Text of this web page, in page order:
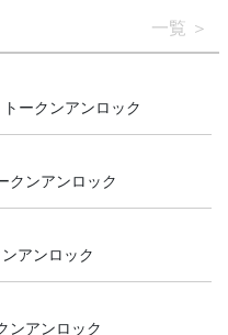
一覧
ークンアンロック
クンアンロック
アンロック
ンアンロック